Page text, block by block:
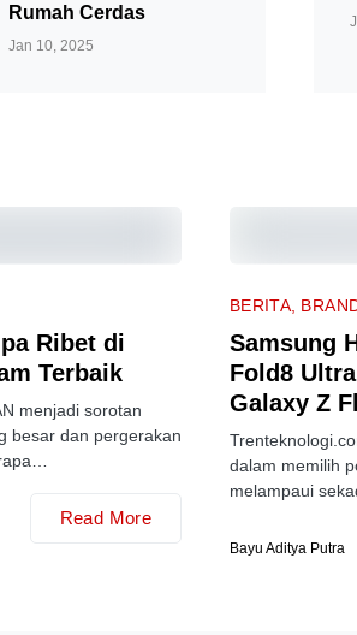
Rumah Cerdas
Jan 10, 2025
Ribet di
Terbaik
menjadi sorotan
besar dan pergerakan
Read More
BERITA
Samsung
Fold8
Galaxy Z
dalam memilih
melampaui
Bayu Aditya Putra